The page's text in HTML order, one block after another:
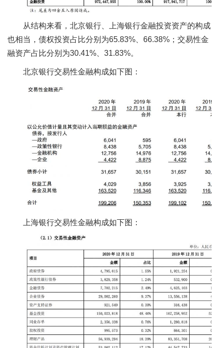
从结构来看，北京银行、上海银行金融投资资产的构成
也相当，债权投资占比分别为65.83%、66.38%；交易性金
融资产占比分别为30.41%、31.83%。
北京银行交易性金融构成如下图：
上海银行交易性金融构成如下图：